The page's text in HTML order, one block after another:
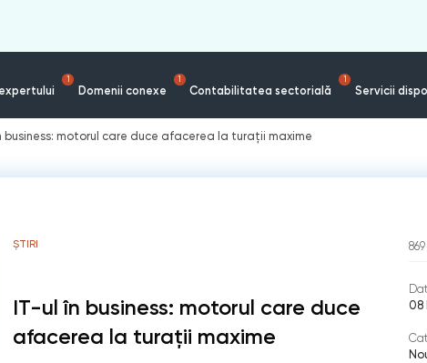
1
Domenii conexe
1
Contabilitatea sectorială
1
Servicii
business: motorul care duce afacerea la turații maxime
ȘTIRI
IT-ul în business: motorul care duce
afacerea la turații maxime
869
08